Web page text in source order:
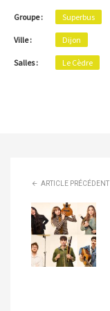
Groupe : Superbus
Ville : Dijon
Salles : Le Cèdre
ARTICLE PRÉCÉDENT